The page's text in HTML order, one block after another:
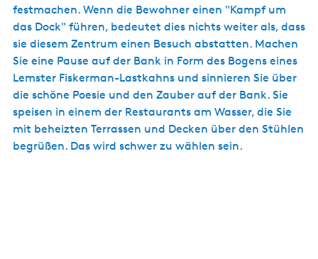
festmachen. Wenn die Bewohner einen "Kampf um
das Dock" führen, bedeutet dies nichts weiter als, dass
sie diesem Zentrum einen Besuch abstatten. Machen
Sie eine Pause auf der Bank in Form des Bogens eines
Lemster Fiskerman-Lastkahns und sinnieren Sie über
die schöne Poesie und den Zauber auf der Bank. Sie
speisen in einem der Restaurants am Wasser, die Sie
mit beheizten Terrassen und Decken über den Stühlen
begrüßen. Das wird schwer zu wählen sein.